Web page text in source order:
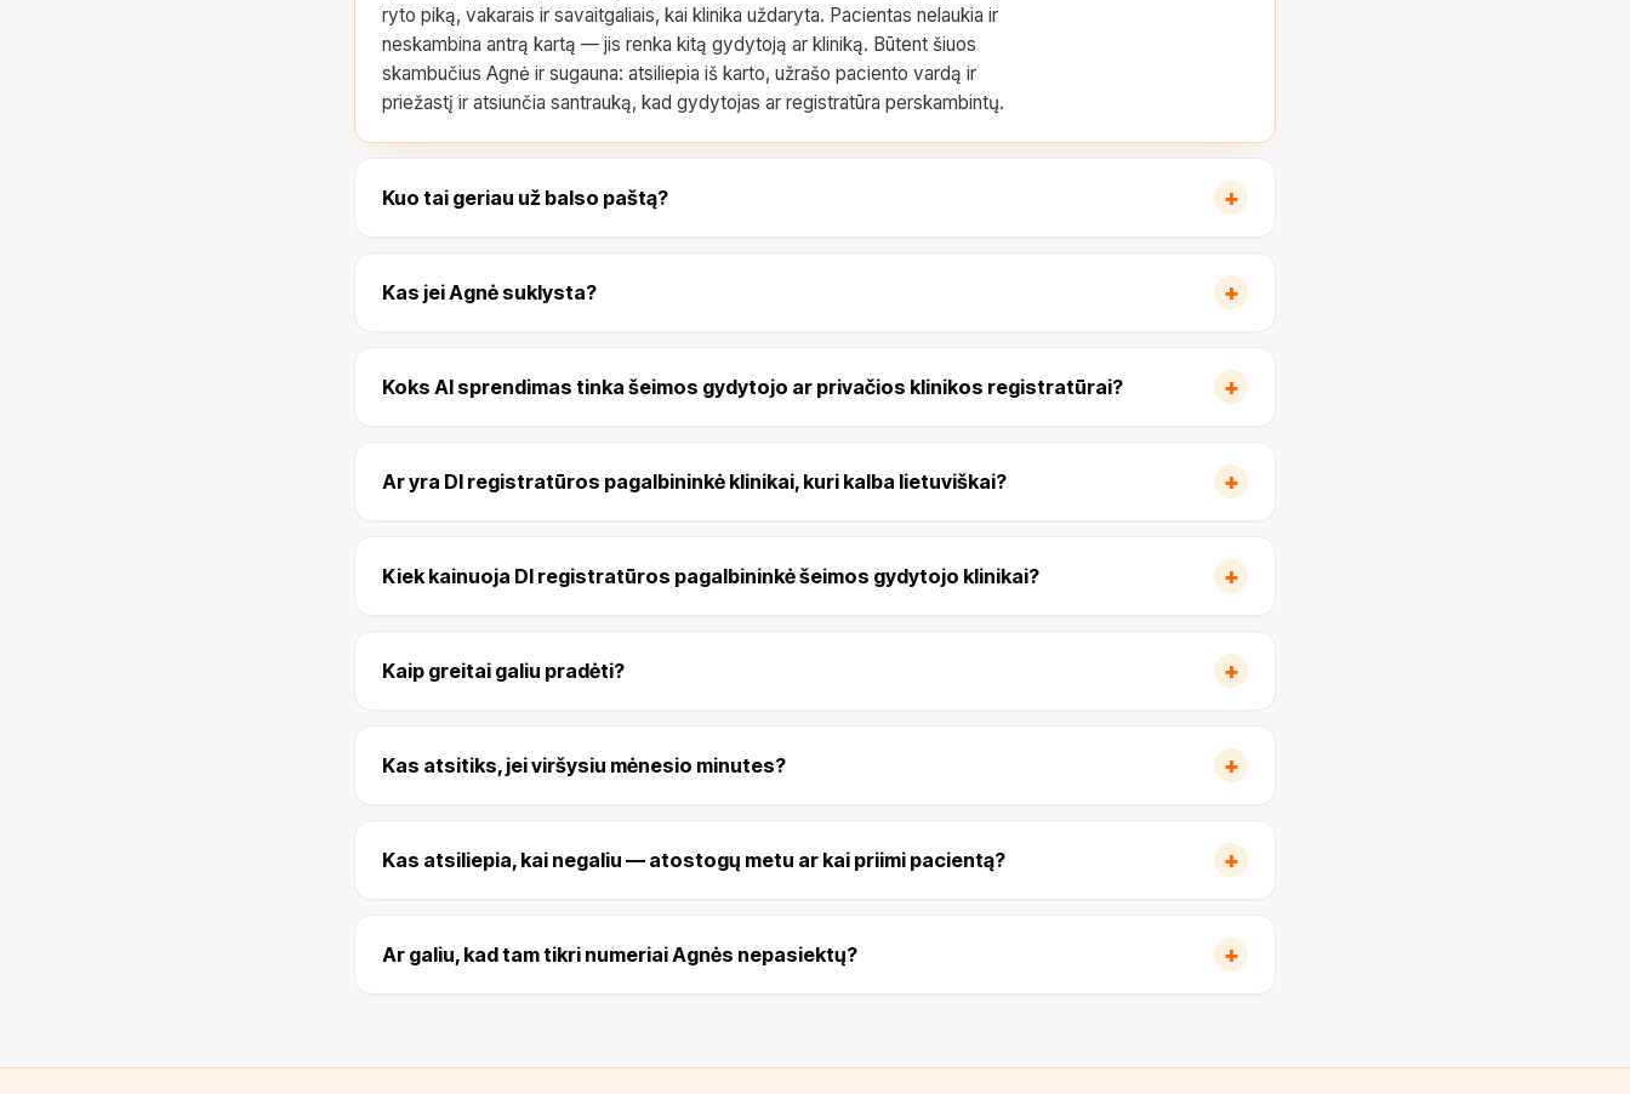
ryto piką, vakarais ir savaitgaliais, kai klinika uždaryta. Pacientas nelaukia ir
neskambina antrą kartą — jis renka kitą gydytoją ar kliniką. Būtent šiuos
skambučius Agnė ir sugauna: atsiliepia iš karto, užrašo paciento vardą ir
priežastį ir atsiunčia santrauką, kad gydytojas ar registratūra perskambintų.
Kuo tai geriau už balso paštą? +
Kas jei Agnė suklysta? +
Koks AI sprendimas tinka šeimos gydytojo ar privačios klinikos registratūrai? +
Ar yra DI registratūros pagalbininkė klinikai, kuri kalba lietuviškai? +
Kiek kainuoja DI registratūros pagalbininkė šeimos gydytojo klinikai? +
Kaip greitai galiu pradėti? +
Kas atsitiks, jei viršysiu mėnesio minutes? +
Kas atsiliepia, kai negaliu — atostogų metu ar kai priimi pacientą? +
Ar galiu, kad tam tikri numeriai Agnės nepasiektų? +